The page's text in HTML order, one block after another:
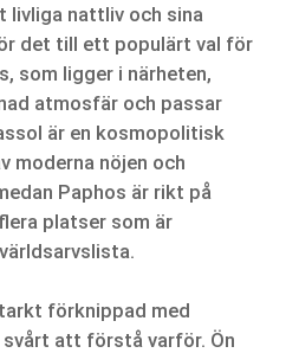
livliga nattliv och sina
det till ett populärt val för
som ligger i närheten,
atmosfär och passar
är en kosmopolitisk
moderna nöjen och
Paphos är rikt på
platser som är
förknippad med
att förstå varför. Ön